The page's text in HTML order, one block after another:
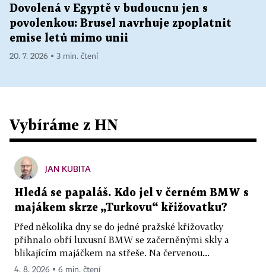
Dovolená v Egyptě v budoucnu jen s
povolenkou: Brusel navrhuje zpoplatnit
emise letů mimo unii
20. 7. 2026 ▪ 3 min. čtení
Vybíráme z HN
JAN KUBITA
Hledá se papaláš. Kdo jel v černém BMW s
majákem skrze „Turkovu“ křižovatku?
Před několika dny se do jedné pražské křižovatky
přihnalo obří luxusní BMW se začerněnými skly a
blikajícím majáčkem na střeše. Na červenou...
4. 8. 2026 ▪ 6 min. čtení